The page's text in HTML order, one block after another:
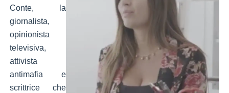
Conte, la
giornalista,
opinionista
televisiva,
attivista
antimafia e
scrittrice che